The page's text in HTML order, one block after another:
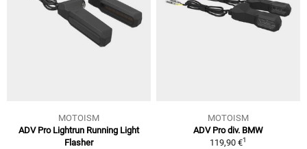
MOTOISM
ADV Pro Lightrun Running Light
Flasher
MOTOISM
ADV Pro div. BMW
119,90 €1